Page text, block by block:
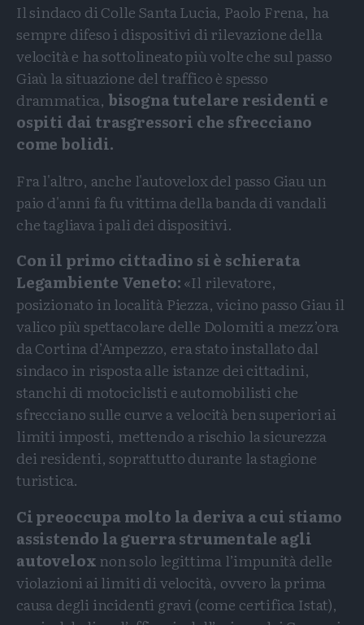
Il sindaco di Colle Santa Lucia, Paolo Frena, ha
sempre difeso i dispositivi di rilevazione della
velocità e ha sottolineato più volte che sul passo
Giaù la situazione del traffico è spesso
drammatica, bisogna tutelare residenti e
ospiti dai trasgressori che sfrecciano
come bolidi.
Fra l'altro, anche l'autovelox del passo Giau un
paio d'anni fa fu vittima della banda di vandali
che tagliava i pali dei dispositivi.
Con il primo cittadino si è schierata
Legambiente Veneto:«Il rilevatore,
posizionato in località Piezza, vicino passo Giau il
valico più spettacolare delle Dolomiti a mezz’ora
da Cortina d’Ampezzo, era stato installato dal
sindaco in risposta alle istanze dei cittadini,
stanchi di motociclisti e automobilisti che
sfrecciano sulle curve a velocità ben superiori ai
limiti imposti, mettendo a rischio la sicurezza
dei residenti, soprattutto durante la stagione
turistica.
Ci preoccupa molto la deriva a cui stiamo
assistendo la guerra strumentale agli
autoveloxnon solo legittima l’impunità delle
violazioni ai limiti di velocità, ovvero la prima
causa degli incidenti gravi (come certifica Istat),